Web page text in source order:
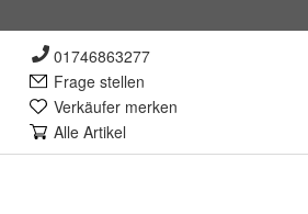
01746863277
Frage stellen
Verkäufer merken
Alle Artikel